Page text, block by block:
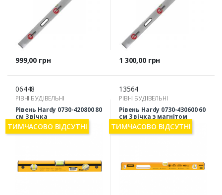
Ціна
999,00 грн Ціна
1 300,00 грн
06448
РІВНІ БУДІВЕЛЬНІ
Рівень Hardy 0730-420800 80
см 3 вічка
ТИМЧАСОВО ВІДСУТНІ
13564
РІВНІ БУДІВЕЛЬНІ
Рівень Hardy 0730-430600 60
см 3 вічка з магнітом
ТИМЧАСОВО ВІДСУТНІ